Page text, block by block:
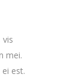
mei.
est.